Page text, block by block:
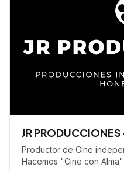
JR PRODUCCIONES
Productor de Cine
Hacemos "Cine con Alma"